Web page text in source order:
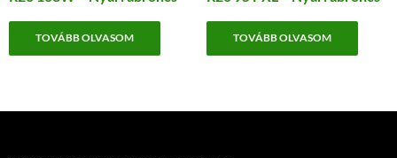
TOVÁBB OLVASOM TOVÁBB OLVASOM